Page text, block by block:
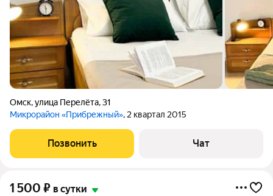
Омск,улица Перелёта,31
Микрорайон «Прибрежный», 2 квартал 2015
Позвонить Чат
1 500 ₽ в сутки